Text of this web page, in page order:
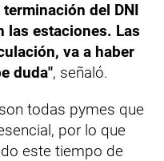
del DNI
las estaciones. Las
va a haber
duda", señaló.
todas pymes que
por lo que
este tiempo de